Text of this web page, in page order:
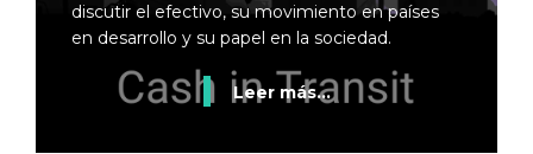
discutir el efectivo, su movimiento en países
en desarrollo y su papel en la sociedad.
Leer más...